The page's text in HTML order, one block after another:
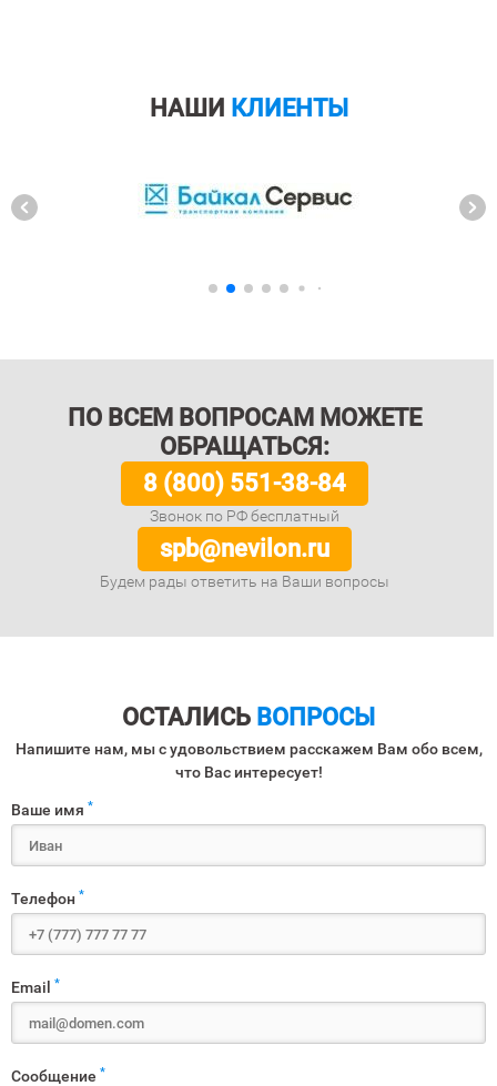
НАШИ КЛИЕНТЫ
ПО ВСЕМ ВОПРОСАМ МОЖЕТЕ
ОБРАЩАТЬСЯ:
8 (800) 551-38-84
Звонок по РФ бесплатный
spb@nevilon.ru
Будем рады ответить на Ваши вопросы
ОСТАЛИСЬ ВОПРОСЫ
Напишите нам, мы с удовольствием расскажем Вам обо всем,
что Вас интересует!
Ваше имя *
Телефон *
Email *
Сообщение *